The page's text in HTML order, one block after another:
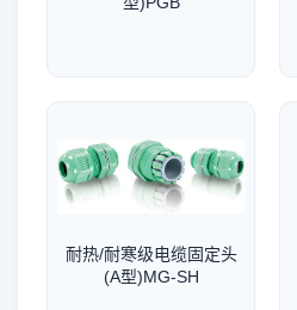
耐热/耐寒级电缆固定头
(A型)MG-SH